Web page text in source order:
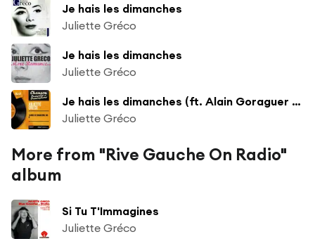
Je hais les dimanches
Juliette Gréco
Je hais les dimanches
Juliette Gréco
Je hais les dimanches (ft. Alain Goraguer et son orchestre)
Juliette Gréco
More from "Rive Gauche On Radio"
album
Si Tu T'Immagines
Juliette Gréco